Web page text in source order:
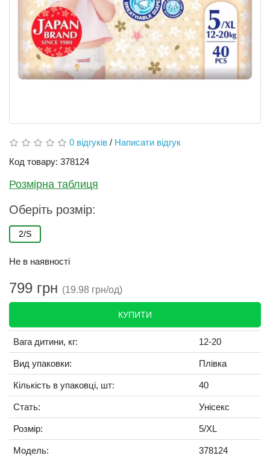
0 відгуків / Написати відгук
Код товару: 378124
Розмірна таблиця
Оберіть розмір:
2/S
Не в наявності
799 грн (19.98 грн/од)
КУПИТИ
Вага дитини, кг: 12-20
Вид упаковки: Плівка
Кількість в упаковці, шт: 40
Стать: Унісекс
Розмір: 5/XL
Модель: 378124